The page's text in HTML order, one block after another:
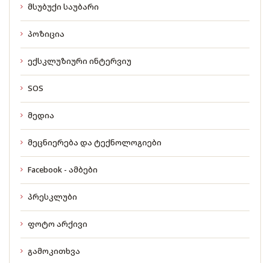
მსუბუქი საუბარი
პოზიცია
ექსკლუზიური ინტერვიუ
SOS
მედია
მეცნიერება და ტექნოლოგიები
Facebook - ამბები
პრესკლუბი
ფოტო არქივი
გამოკითხვა